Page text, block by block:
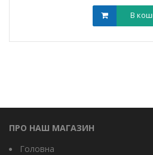
В
ПРО НАШ МАГАЗИН
Головна